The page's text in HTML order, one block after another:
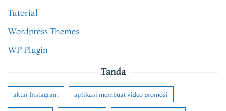
Tutorial
Wordpress Themes
WP Plugin
Tanda
akun Instagram aplikasi membuat video promosi